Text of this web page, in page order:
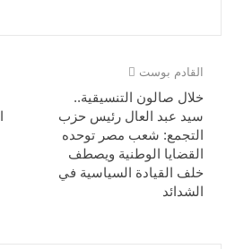
القادم بوست
خلال صالون التنسيقية..
سيد عبد العال رئيس حزب
التجمع: شعب مصر توحده
القضايا الوطنية ويصطف
خلف القيادة السياسية في
الشدائد